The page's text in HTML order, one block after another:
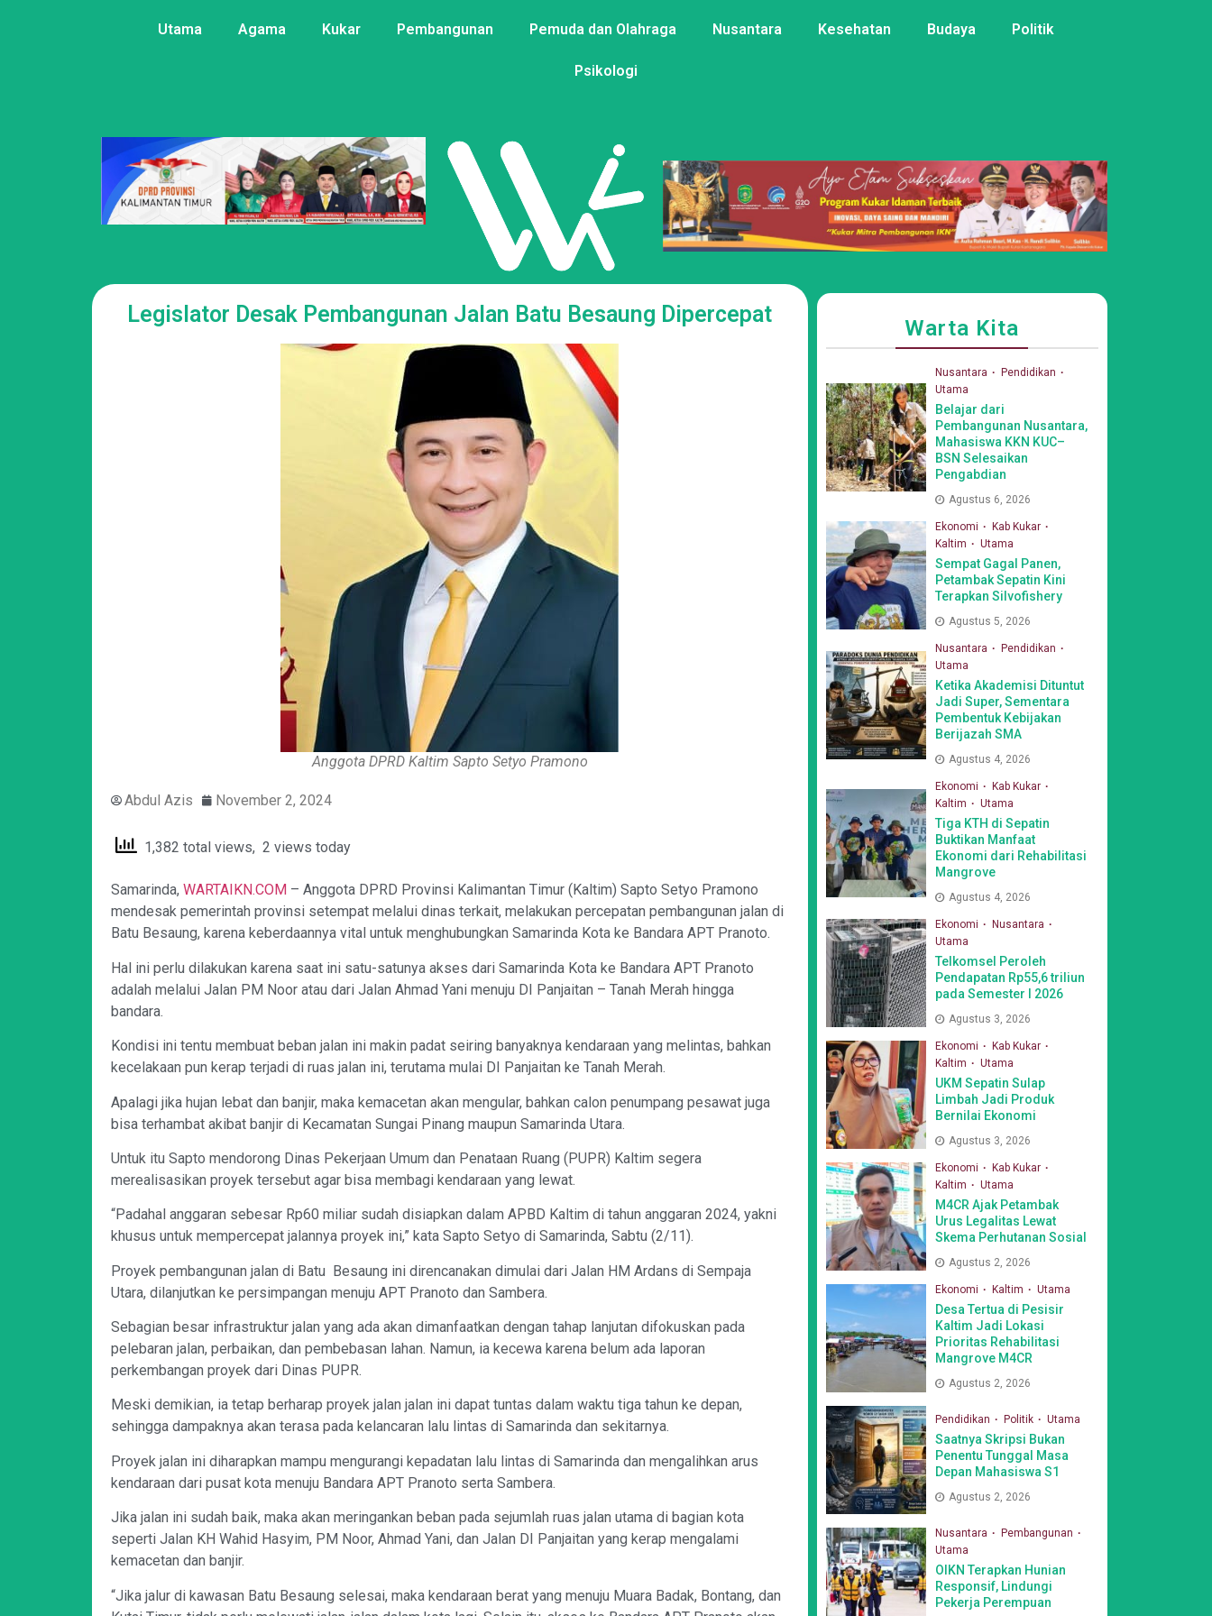
Utama Agama Kukar Pembangunan Pemuda dan Olahraga Nusantara Kesehatan Budaya Politik
Psikologi
Legislator Desak Pembangunan Jalan Batu Besaung Dipercepat
Anggota DPRD Kaltim Sapto Setyo Pramono
Abdul Azis November 2, 2024
1,382 total views, 2 views today
Samarinda, WARTAIKN.COM – Anggota DPRD Provinsi Kalimantan Timur (Kaltim) Sapto Setyo Pramono
mendesak pemerintah provinsi setempat melalui dinas terkait, melakukan percepatan pembangunan jalan di
Batu Besaung, karena keberdaannya vital untuk menghubungkan Samarinda Kota ke Bandara APT Pranoto.
Hal ini perlu dilakukan karena saat ini satu-satunya akses dari Samarinda Kota ke Bandara APT Pranoto
adalah melalui Jalan PM Noor atau dari Jalan Ahmad Yani menuju DI Panjaitan – Tanah Merah hingga
bandara.
Kondisi ini tentu membuat beban jalan ini makin padat seiring banyaknya kendaraan yang melintas, bahkan
kecelakaan pun kerap terjadi di ruas jalan ini, terutama mulai DI Panjaitan ke Tanah Merah.
Apalagi jika hujan lebat dan banjir, maka kemacetan akan mengular, bahkan calon penumpang pesawat juga
bisa terhambat akibat banjir di Kecamatan Sungai Pinang maupun Samarinda Utara.
Untuk itu Sapto mendorong Dinas Pekerjaan Umum dan Penataan Ruang (PUPR) Kaltim segera
merealisasikan proyek tersebut agar bisa membagi kendaraan yang lewat.
“Padahal anggaran sebesar Rp60 miliar sudah disiapkan dalam APBD Kaltim di tahun anggaran 2024, yakni
khusus untuk mempercepat jalannya proyek ini,” kata Sapto Setyo di Samarinda, Sabtu (2/11).
Proyek pembangunan jalan di Batu Besaung ini direncanakan dimulai dari Jalan HM Ardans di Sempaja
Utara, dilanjutkan ke persimpangan menuju APT Pranoto dan Sambera.
Sebagian besar infrastruktur jalan yang ada akan dimanfaatkan dengan tahap lanjutan difokuskan pada
pelebaran jalan, perbaikan, dan pembebasan lahan. Namun, ia kecewa karena belum ada laporan
perkembangan proyek dari Dinas PUPR.
Meski demikian, ia tetap berharap proyek jalan jalan ini dapat tuntas dalam waktu tiga tahun ke depan,
sehingga dampaknya akan terasa pada kelancaran lalu lintas di Samarinda dan sekitarnya.
Proyek jalan ini diharapkan mampu mengurangi kepadatan lalu lintas di Samarinda dan mengalihkan arus
kendaraan dari pusat kota menuju Bandara APT Pranoto serta Sambera.
Jika jalan ini sudah baik, maka akan meringankan beban pada sejumlah ruas jalan utama di bagian kota
seperti Jalan KH Wahid Hasyim, PM Noor, Ahmad Yani, dan Jalan DI Panjaitan yang kerap mengalami
kemacetan dan banjir.
“Jika jalur di kawasan Batu Besaung selesai, maka kendaraan berat yang menuju Muara Badak, Bontang, dan
Warta Kita
Nusantara
Pendidikan
Utama
Belajar dari
Pembangunan Nusantara,
Mahasiswa KKN KUC–
BSN Selesaikan
Pengabdian
Agustus 6, 2026
Ekonomi
Kab Kukar
Kaltim
Utama
Sempat Gagal Panen,
Petambak Sepatin Kini
Terapkan Silvofishery
Agustus 5, 2026
Nusantara
Pendidikan
Utama
Ketika Akademisi Dituntut
Jadi Super, Sementara
Pembentuk Kebijakan
Berijazah SMA
Agustus 4, 2026
Ekonomi
Kab Kukar
Kaltim
Utama
Tiga KTH di Sepatin
Buktikan Manfaat
Ekonomi dari Rehabilitasi
Mangrove
Agustus 4, 2026
Ekonomi
Nusantara
Utama
Telkomsel Peroleh
Pendapatan Rp55,6 triliun
pada Semester I 2026
Agustus 3, 2026
Ekonomi
Kab Kukar
Kaltim
Utama
UKM Sepatin Sulap
Limbah Jadi Produk
Bernilai Ekonomi
Agustus 3, 2026
Ekonomi
Kab Kukar
Kaltim
Utama
M4CR Ajak Petambak
Urus Legalitas Lewat
Skema Perhutanan Sosial
Agustus 2, 2026
Ekonomi Kaltim Utama
Desa Tertua di Pesisir
Kaltim Jadi Lokasi
Prioritas Rehabilitasi
Mangrove M4CR
Agustus 2, 2026
Pendidikan Politik Utama
Saatnya Skripsi Bukan
Penentu Tunggal Masa
Depan Mahasiswa S1
Agustus 2, 2026
Nusantara
Pembangunan
Utama
OIKN Terapkan Hunian
Responsif, Lindungi
Pekerja Perempuan